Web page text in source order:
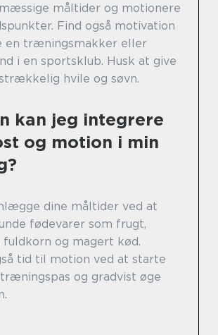
måltider og motionere
Find også motivation
en træningsmakker eller
i en sportsklub. Husk at give
hvile og søvn.
kan jeg integrere
og motion i min
dine måltider ved at
fødevarer som frugt,
fuldkorn og magert kød.
tid til motion ved at starte
og gradvist øge